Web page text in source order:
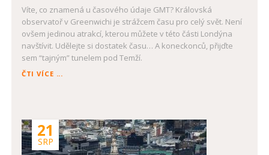
Víte, co znamená u časového údaje GMT? Královská
observatoř v Greenwichi je strážcem času pro celý svět. Není
ovšem jedinou atrakcí, kterou můžete v této části Londýna
navštívit. Udělejte si dostatek času… A koneckonců, přijďte
sem “tajným” tunelem pod Temží.
ČTI VÍCE ...
GREENWICH
21
SRP